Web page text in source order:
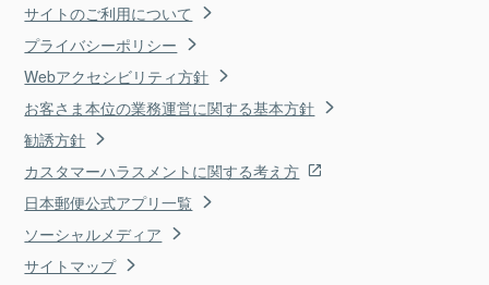
サイトのご利用について
プライバシーポリシー
Webアクセシビリティ方針
お客さま本位の業務運営に関する基本方針
勧誘方針
カスタマーハラスメントに関する考え方
日本郵便公式アプリ一覧
ソーシャルメディア
サイトマップ